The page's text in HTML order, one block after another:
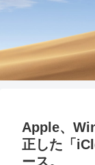
Apple、
正した「
ース。